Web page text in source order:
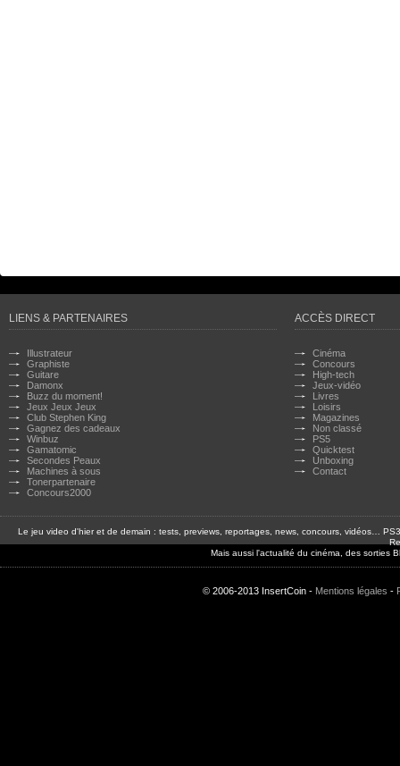
LIENS & PARTENAIRES
Illustrateur
Graphiste
Guitare
Damonx
Buzz du moment!
Jeux Jeux Jeux
Club Stephen King
Gagnez des cadeaux
Winbuz
Gamatomic
Secondes Peaux
Machines à sous
Tonerpartenaire
Concours2000
ACCÈS DIRECT
Cinéma
Concours
High-tech
Jeux-vidéo
Livres
Loisirs
Magazines
Non classé
PS5
Quicktest
Unboxing
Contact
Le jeu video d'hier et de demain : tests, previews, reportages, news, concours, vidéos…
Mais aussi l'actualité du cinéma, des sorties
© 2006-2013 InsertCoin - Mentions légales -